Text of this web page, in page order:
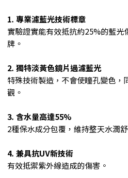
1. 專業濾藍光技術標章
實驗證實能有效抵抗約25%的藍
牌。
2. 獨特淡黃色鏡片過濾藍光
特殊技術製造，不會使瞳孔變色，
觀。
3. 含水量高達55%
2種保水成分包覆，維持整天水潤
4. 兼具抗UV新技術
有效抵禦紫外線造成的傷害。